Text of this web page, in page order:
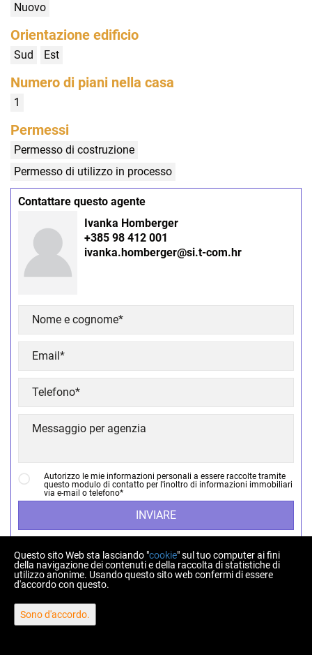
Nuovo
Orientazione edificio
Sud Est
Numero di piani nella casa
1
Permessi
Permesso di costruzione
Permesso di utilizzo in processo
Contattare questo agente
Ivanka Homberger
+385 98 412 001
ivanka.homberger@si.t-com.hr
Autorizzo le mie informazioni personali a essere raccolte tramite
questo modulo di contatto per l'inoltro di informazioni immobiliari
via e-mail o telefono*
INVIARE
Copyright © 2026 Homberger nekretnine
Tasso di conversione fisso 1 EUR = 7,53450 HRK
Web Design & Powered by
Questo sito Web sta lasciando "cookie" sul tuo computer ai fini
della navigazione dei contenuti e della raccolta di statistiche di
utilizzo anonime. Usando questo sito web confermi di essere
d'accordo con questo.
Sono d'accordo.